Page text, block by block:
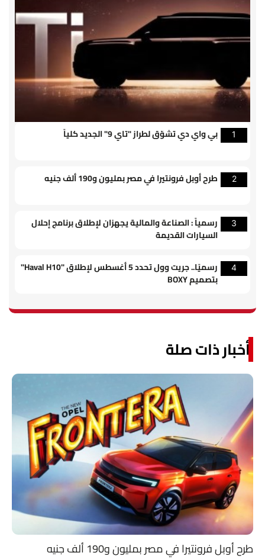
1 بي واي دي تشوّق لطراز "تاي 9" الجديد كلياً
2 طرح أوبل فرونتيرا في مصر بمليون و190 ألف جنيه
3
رسمياً : الصناعة والمالية يجهزان لإطلاق برنامج إحلال
السيارات القديمة
4
رسميًا.. جريت وول تحدد 5 أغسطس لإطلاق "Haval H10"
بتصميم BOXY
أخبار ذات صلة
طرح أوبل فرونتيرا في مصر بمليون و190 ألف جنيه